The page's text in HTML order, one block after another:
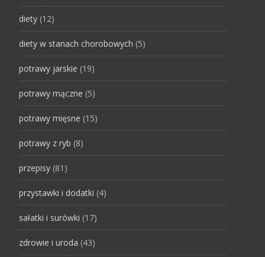
diety (12)
diety w stanach chorobowych (5)
potrawy jarskie (19)
potrawy mączne (5)
potrawy mięsne (15)
potrawy z ryb (8)
przepisy (81)
przystawki i dodatki (4)
sałatki i surówki (17)
zdrowie i uroda (43)